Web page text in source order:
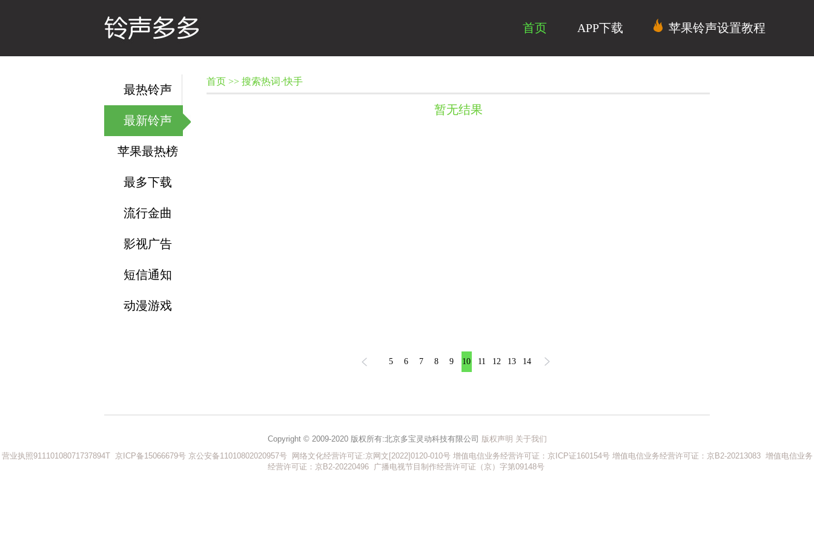
苹果铃声设置教程
APP下载
首页
最热铃声
最新铃声
苹果最热榜
最多下载
流行金曲
影视广告
短信通知
动漫游戏
首页 >> 搜索热词·快手
暂无结果
5 6 7 8 9 10 11 12 13 14
Copyright © 2009-2020 版权所有:北京多宝灵动科技有限公司 版权声明 关于我们
营业执照91110108071737894T 京ICP备15066679号 京公安备11010802020957号网络文化经营许可证:京网文[2022]0120-010号 增值电信业务经营许可证：京ICP证160154号 增值电信业务经营许可证：京B2-20213083 增值电信业务
经营许可证：京B2-20220496
广播电视节目制作经营许可证（京）字第09148号